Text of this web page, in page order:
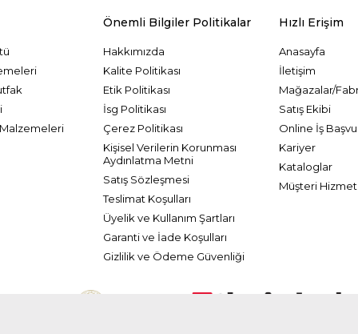
Önemli Bilgiler Politikalar
Hakkımızda
Kalite Politikası
Etik Politikası
İsg Politikası
Çerez Politikası
Kişisel Verilerin Korunması
Aydınlatma Metni
Satış Sözleşmesi
Teslimat Koşulları
Üyelik ve Kullanım Şartları
Garanti ve İade Koşulları
Gizlilik ve Ödeme Güvenliği
Hızlı Erişim
Anasayfa
İletişim
Mağazalar/
Satış Ekibi
Online İş
Kariyer
Kataloglar
Müşteri